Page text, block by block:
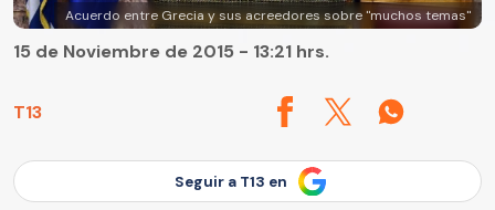
Acuerdo entre Grecia y sus acreedores sobre "muchos temas"
T13
15 de Noviembre de 2015 - 13:21 hrs.
Seguir a T13 en